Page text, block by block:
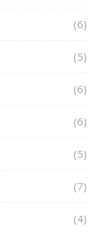
(6)
(5)
(6)
(6)
(5)
(7)
(4)